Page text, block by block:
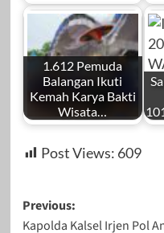
1.612 Pemuda
Balangan Ikuti
Kemah Karya Bakti
Wisata…
Post Views: 609
Post
Previous:
Kapolda Kalsel Irjen Pol